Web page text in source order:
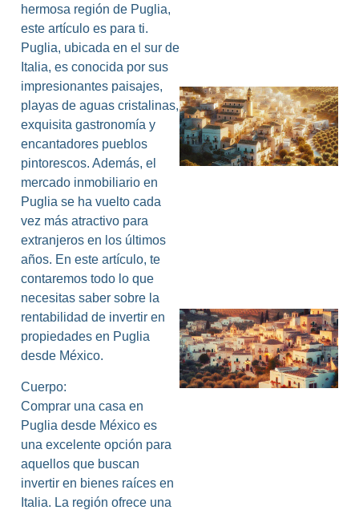
hermosa región de Puglia,
este artículo es para ti.
Puglia, ubicada en el sur de
Italia, es conocida por sus
impresionantes paisajes,
playas de aguas cristalinas,
exquisita gastronomía y
encantadores pueblos
pintorescos. Además, el
mercado inmobiliario en
Puglia se ha vuelto cada
vez más atractivo para
extranjeros en los últimos
años. En este artículo, te
contaremos todo lo que
necesitas saber sobre la
rentabilidad de invertir en
propiedades en Puglia
desde México.
Cuerpo:
Comprar una casa en
Puglia desde México es
una excelente opción para
aquellos que buscan
invertir en bienes raíces en
Italia. La región ofrece una